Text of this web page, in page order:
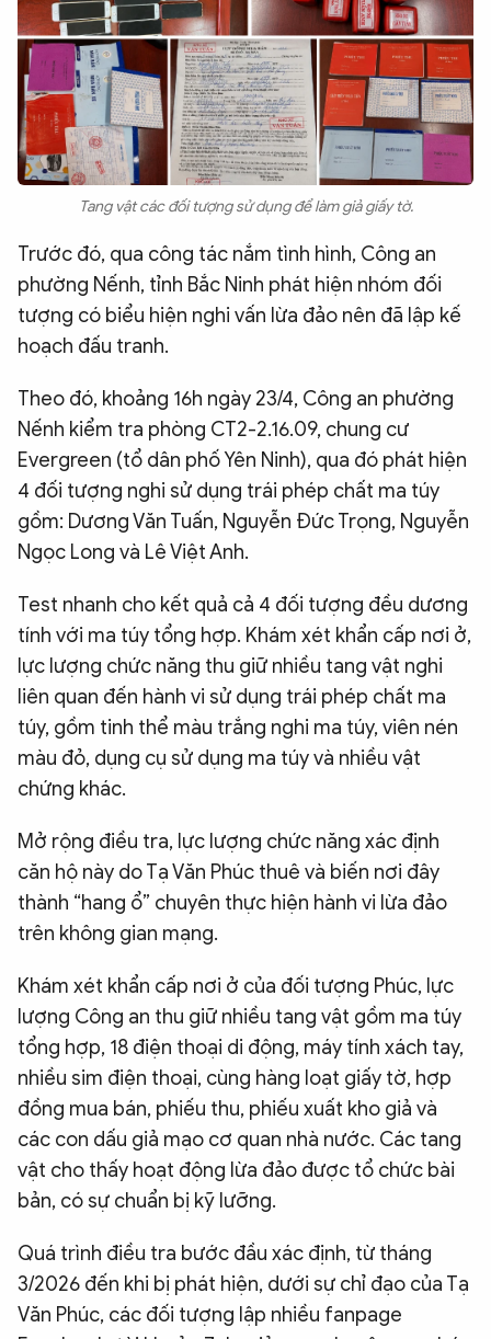
Tang vật các đối tượng sử dụng để làm giả giấy tờ.
Trước đó, qua công tác nắm tình hình, Công an
phường Nếnh, tỉnh Bắc Ninh phát hiện nhóm đối
tượng có biểu hiện nghi vấn lừa đảo nên đã lập kế
hoạch đấu tranh.
Theo đó, khoảng 16h ngày 23/4, Công an phường
Nếnh kiểm tra phòng CT2-2.16.09, chung cư
Evergreen (tổ dân phố Yên Ninh), qua đó phát hiện
4 đối tượng nghi sử dụng trái phép chất ma túy
gồm: Dương Văn Tuấn, Nguyễn Đức Trọng, Nguyễn
Ngọc Long và Lê Việt Anh.
Test nhanh cho kết quả cả 4 đối tượng đều dương
tính với ma túy tổng hợp. Khám xét khẩn cấp nơi ở,
lực lượng chức năng thu giữ nhiều tang vật nghi
liên quan đến hành vi sử dụng trái phép chất ma
túy, gồm tinh thể màu trắng nghi ma túy, viên nén
màu đỏ, dụng cụ sử dụng ma túy và nhiều vật
chứng khác.
Mở rộng điều tra, lực lượng chức năng xác định
căn hộ này do Tạ Văn Phúc thuê và biến nơi đây
thành “hang ổ” chuyên thực hiện hành vi lừa đảo
trên không gian mạng.
Khám xét khẩn cấp nơi ở của đối tượng Phúc, lực
lượng Công an thu giữ nhiều tang vật gồm ma túy
tổng hợp, 18 điện thoại di động, máy tính xách tay,
nhiều sim điện thoại, cùng hàng loạt giấy tờ, hợp
đồng mua bán, phiếu thu, phiếu xuất kho giả và
các con dấu giả mạo cơ quan nhà nước. Các tang
vật cho thấy hoạt động lừa đảo được tổ chức bài
bản, có sự chuẩn bị kỹ lưỡng.
Quá trình điều tra bước đầu xác định, từ tháng
3/2026 đến khi bị phát hiện, dưới sự chỉ đạo của Tạ
Văn Phúc, các đối tượng lập nhiều fanpage